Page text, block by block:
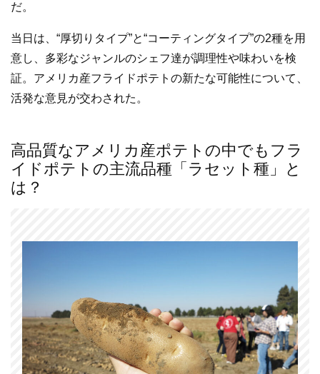
だ。
当日は、“厚切りタイプ”と“コーティングタイプ”の2種を用
意し、多彩なジャンルのシェフ達が調理性や味わいを検
証。アメリカ産フライドポテトの新たな可能性について、
活発な意見が交わされた。
高品質なアメリカ産ポテトの中でもフラ
イドポテトの主流品種「ラセット種」と
は？